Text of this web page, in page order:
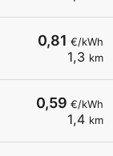
0,81 €/kWh
1,3 km
0,59 €/kWh
1,4 km